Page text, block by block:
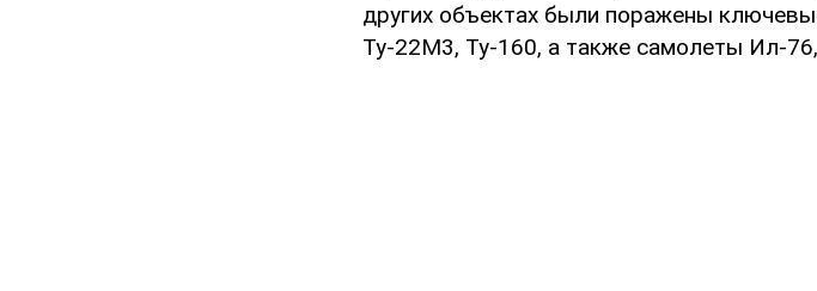
других объектах были поражены
Ту-22М3, Ту-160, а также самолеты Ил-